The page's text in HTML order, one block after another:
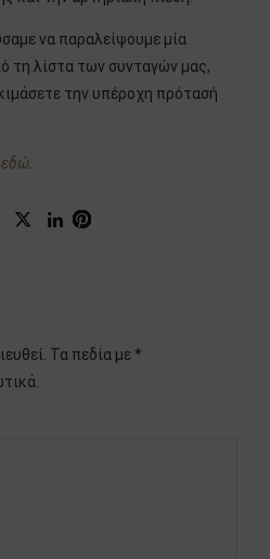
να παραλείψουμε μία
τη λίστα των συνταγών μας,
την υπέροχη πρότασή
εδώ
Τα πεδία με *